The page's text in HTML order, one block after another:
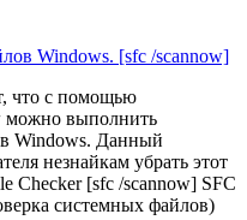
что с помощью
можно выполнить
Windows. Данный
незнайкам убрать этот
Checker [sfc /scannow] SFC
системных файлов)